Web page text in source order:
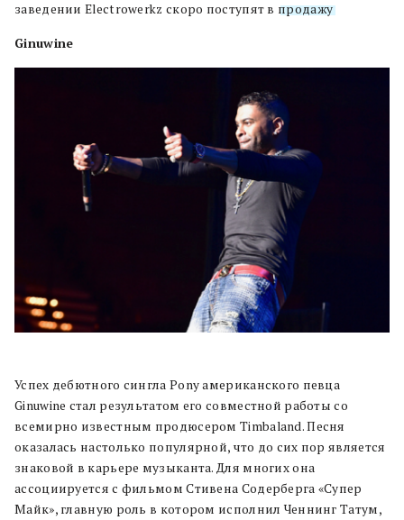
заведении Electrowerkz скоро поступят в продажу.
Ginuwine
Успех дебютного сингла Pony американского певца
Ginuwine стал результатом его совместной работы со
всемирно известным продюсером Timbaland. Песня
оказалась настолько популярной, что до сих пор является
знаковой в карьере музыканта. Для многих она
ассоциируется с фильмом Стивена Содерберга «Супер
Майк», главную роль в котором исполнил Ченнинг Татум,